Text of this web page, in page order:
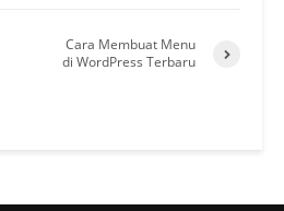
Cara Membuat Menu
di WordPress Terbaru